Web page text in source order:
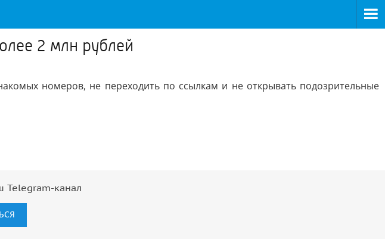
2 млн рублей
номеров, не переходить по ссылкам и не открывать подозрительные
Telegram-канал